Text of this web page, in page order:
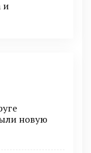
и
новую